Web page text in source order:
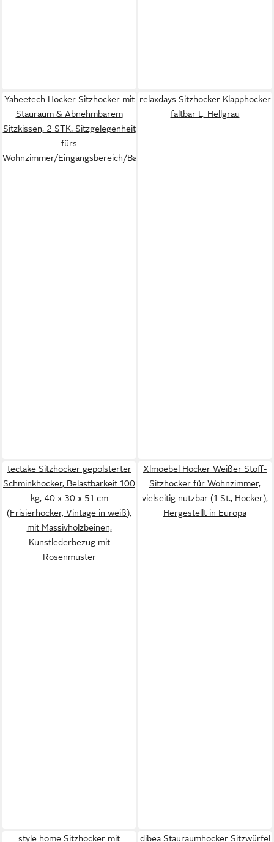
Yaheetech Hocker Sitzhocker mit
Stauraum & Abnehmbarem
Sitzkissen, 2 STK. Sitzgelegenheit
fürs
Wohnzimmer/Eingangsbereich/Balkon/Garten
relaxdays Sitzhocker Klapphocker
faltbar L, Hellgrau
tectake Sitzhocker gepolsterter
Schminkhocker, Belastbarkeit 100
kg, 40 x 30 x 51 cm
(Frisierhocker, Vintage in weiß),
mit Massivholzbeinen,
Kunstlederbezug mit
Rosenmuster
Xlmoebel Hocker Weißer Stoff-
Sitzhocker für Wohnzimmer,
vielseitig nutzbar (1 St., Hocker),
Hergestellt in Europa
style home Sitzhocker mit dibea Stauraumhocker Sitzwürfel